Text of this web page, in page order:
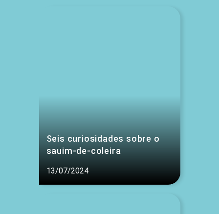
Seis curiosidades sobre o
sauim-de-coleira
13/07/2024